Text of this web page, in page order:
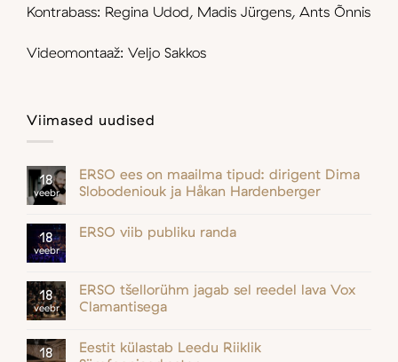
Kontrabass: Regina Udod, Madis Jürgens, Ants Õnnis
Videomontaaž: Veljo Sakkos
Viimased uudised
18
veebr
ERSO ees on maailma tipud: dirigent Dima
Slobodeniouk ja Håkan Hardenberger
18
veebr
ERSO viib publiku randa
18
veebr
ERSO tšellorühm jagab sel reedel lava Vox
Clamantisega
18
Eestit külastab Leedu Riiklik